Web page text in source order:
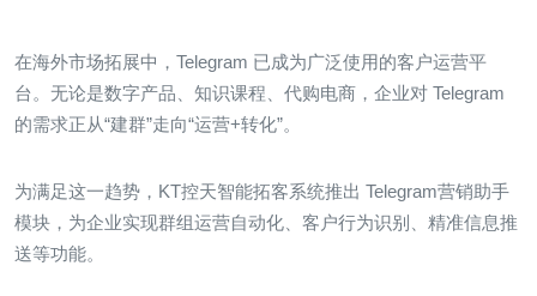
在海外市场拓展中，Telegram 已成为广泛使用的客户运营平
台。无论是数字产品、知识课程、代购电商，企业对 Telegram
的需求正从“建群”走向“运营+转化”。
为满足这一趋势，KT控天智能拓客系统推出 Telegram营销助手
模块 ，为企业实现群组运营自动化、客户行为识别、精准信息推
送等功能。